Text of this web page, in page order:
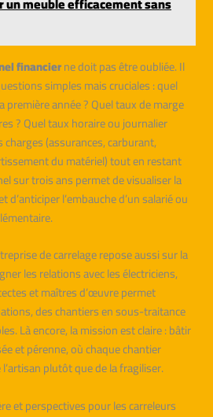
financierne doit pas être oubliée. Il
simples mais cruciales : quel
première année ? Quel taux de marge
? Quel taux horaire ou journalier
(assurances, carburant,
du matériel) tout en restant
sur trois ans permet de visualiser la
d’anticiper l’embauche d’un salarié ou
de carrelage repose aussi sur la
les relations avec les électriciens,
et maîtres d’œuvre permet
des chantiers en sous-traitance
Là encore, la mission est claire : bâtir
et pérenne, où chaque chantier
plutôt que de la fragiliser.
et perspectives pour les carreleurs